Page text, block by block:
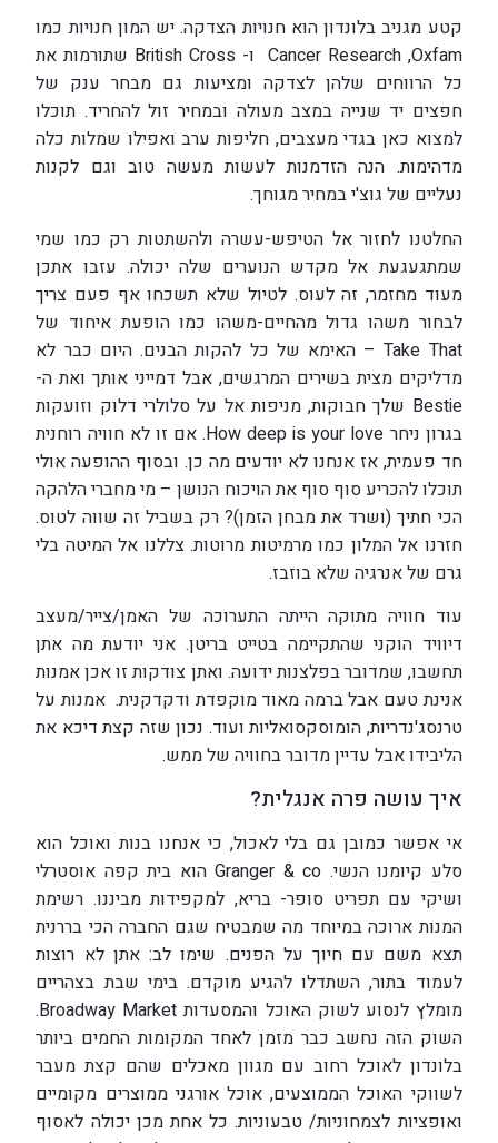
קטע מגניב בלונדון הוא חנויות הצדקה. יש המון חנויות כמו
Cancer Research ,Oxfam ו- British Cross שתורמות את
כל הרווחים שלהן לצדקה ומציעות גם מבחר ענק של
חפצים יד שנייה במצב מעולה ובמחיר זול להחריד. תוכלו
למצוא כאן בגדי מעצבים, חליפות ערב ואפילו שמלות כלה
מדהימות. הנה הזדמנות לעשות מעשה טוב וגם לקנות
נעליים של גוצ'י במחיר מגוחך.
החלטנו לחזור אל הטיפש-עשרה ולהשתטות רק כמו שמי
שמתגעגעת אל מקדש הנוערים שלה יכולה. עזבו אתכן
מעוד מחזמר, זה לעוס. לטיול שלא תשכחו אף פעם צריך
לבחור משהו גדול מהחיים-משהו כמו הופעת איחוד של
Take That – האימא של כל להקות הבנים. היום כבר לא
מדליקים מצית בשירים המרגשים, אבל דמייני אותך ואת ה-
Bestie שלך חבוקות, מניפות אל על סלולרי דלוק וזועקות
בגרון ניחר How deep is your love. אם זו לא חוויה רוחנית
חד פעמית, אז אנחנו לא יודעים מה כן. ובסוף ההופעה אולי
תוכלו להכריע סוף סוף את הויכוח הנושן – מי מחברי הלהקה
הכי חתיך (ושרד את מבחן הזמן)? רק בשביל זה שווה לטוס.
חזרנו אל המלון כמו מרמיטות מרוטות. צללנו אל המיטה בלי
גרם של אנרגיה שלא בוזבז.
עוד חוויה מתוקה הייתה התערוכה של האמן/צייר/מעצב
דיוויד הוקני שהתקיימה בטייט בריטן. אני יודעת מה אתן
תחשבו, שמדובר בפלצנות ידועה. ואתן צודקות זו אכן אמנות
אנינת טעם אבל ברמה מאוד מוקפדת ודקדקנית. אמנות על
טרנסג'נדריות, הומוסקסואליות ועוד. נכון שזה קצת דיכא את
הליבידו אבל עדיין מדובר בחוויה של ממש.
איך עושה פרה אנגלית?
אי אפשר כמובן גם בלי לאכול, כי אנחנו בנות ואוכל הוא
סלע קיומנו הנשי. Granger & co הוא בית קפה אוסטרלי
ושיקי עם תפריט סופר- בריא, למקפידות מביננו. רשימת
המנות ארוכה במיוחד מה שמבטיח שגם החברה הכי בררנית
תצא משם עם חיוך על הפנים. שימו לב: אתן לא רוצות
לעמוד בתור, השתדלו להגיע מוקדם. בימי שבת בצהריים
מומלץ לנסוע לשוק האוכל והמסעדות Broadway Market.
השוק הזה נחשב כבר מזמן לאחד המקומות החמים ביותר
בלונדון לאוכל רחוב עם מגוון מאכלים שהם קצת מעבר
לשווקי האוכל הממוצעים, אוכל אורגני ממוצרים מקומיים
ואופציות לצמחוניות/ טבעוניות. כל אחת מכן יכולה לאסוף